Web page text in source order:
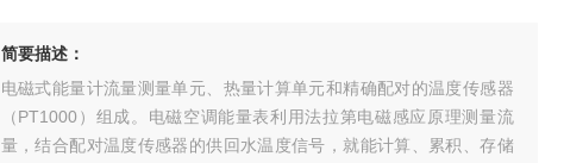
简要描述：
电磁式能量计流量测量单元、热量计算单元和精确配对的温度传感器
（PT1000）组成。电磁空调能量表利用法拉第电磁感应原理测量流
量，结合配对温度传感器的供回水温度信号，就能计算、累积、存储